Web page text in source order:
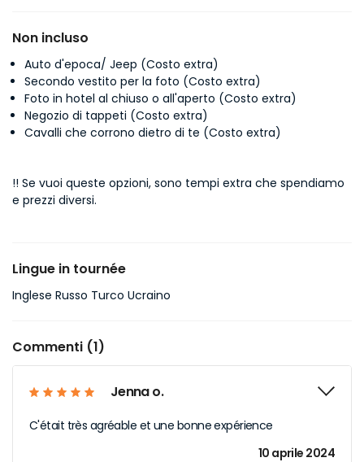
Non incluso
Auto d'epoca/ Jeep (Costo extra)
Secondo vestito per la foto (Costo extra)
Foto in hotel al chiuso o all'aperto (Costo extra)
Negozio di tappeti (Costo extra)
Cavalli che corrono dietro di te (Costo extra)
!! Se vuoi queste opzioni, sono tempi extra che spendiamo
e prezzi diversi.
Lingue in tournée
Inglese Russo Turco Ucraino
Commenti (1)
Jenna o.
C'était très agréable et une bonne expérience
10 aprile 2024